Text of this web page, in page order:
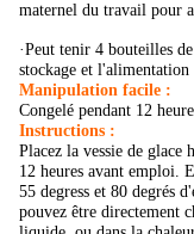
maternel du travail pour
·Peut tenir 4 bouteilles
stockage et l'alimentation
Manipulation facile :
Congelé pendant 12
Instructions :
Placez la vessie de glace
12 heures avant emploi.
55 degress et 80 degrés
pouvez être directement